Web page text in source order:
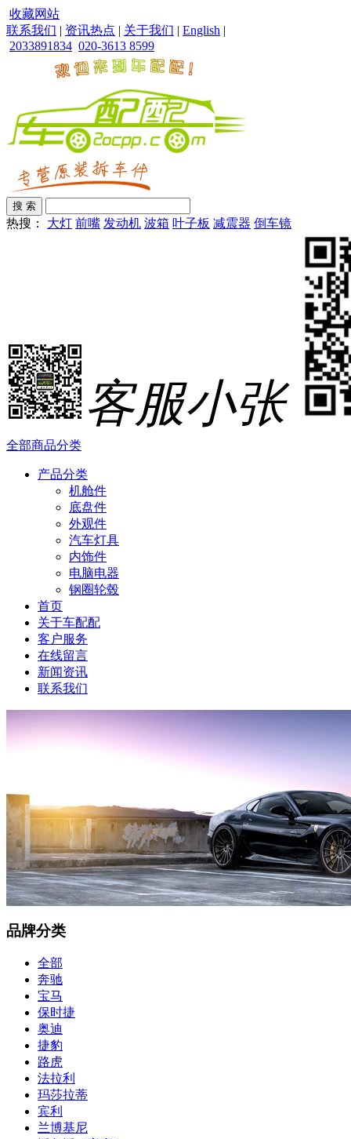
收藏网站
联系我们 | 资讯热点 | 关于我们 | English |
2033891834 020-3613 8599
热搜： 大灯 前嘴 发动机 波箱 叶子板 减震器 倒车镜
客服小张
全部商品分类
产品分类
机舱件
底盘件
外观件
汽车灯具
内饰件
电脑电器
钢圈轮毂
首页
关于车配配
客户服务
在线留言
新闻资讯
联系我们
品牌分类
全部
奔驰
宝马
保时捷
奥迪
捷豹
路虎
法拉利
玛莎拉蒂
宾利
兰博基尼